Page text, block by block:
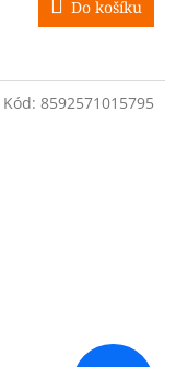
Do košíku
Kód: 8592571015795